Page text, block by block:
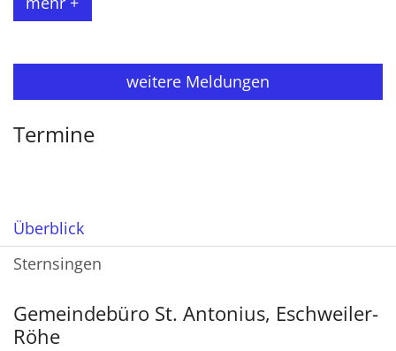
weitere Meldungen
Termine
Überblick
Sternsingen
Gemeindebüro St. Antonius, Eschweiler-
Röhe